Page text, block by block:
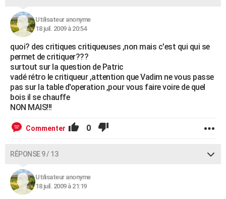
Utilisateur anonyme
18 juil. 2009 à 20:54
quoi? des critiques critiqueuses ,non mais c'est qui qui se
permet de critiquer???
surtout sur la question de Patric
vadé rétro le critiqueur ,attention que Vadim ne vous passe
pas sur la table d'operation ,pour vous faire voire de quel
bois il se chauffe
NON MAIS!!!
Commenter 0
RÉPONSE 9 / 13
Utilisateur anonyme
18 juil. 2009 à 21:19